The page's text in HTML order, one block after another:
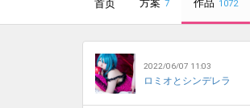
首页 方案 7 作品 1072
2022/06/07 11:03
ロミオとシンデレラ